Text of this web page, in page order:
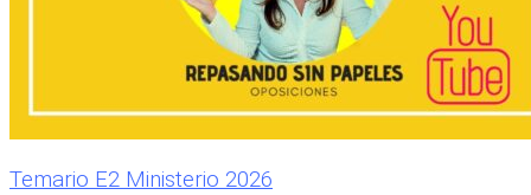
Temario E2 Ministerio 2026